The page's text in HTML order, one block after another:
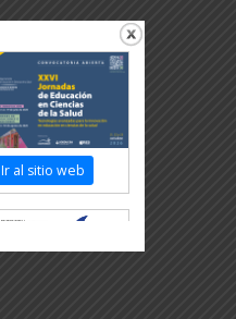
Ir al sitio web